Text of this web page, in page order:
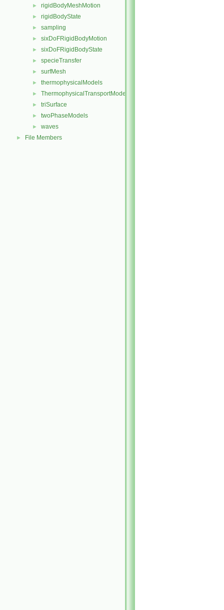
► rigidBodyMeshMotion
► rigidBodyState
► sampling
► sixDoFRigidBodyMotion
► sixDoFRigidBodyState
► specieTransfer
► surfMesh
► thermophysicalModels
► ThermophysicalTransportModels
► triSurface
► twoPhaseModels
► waves
► File Members